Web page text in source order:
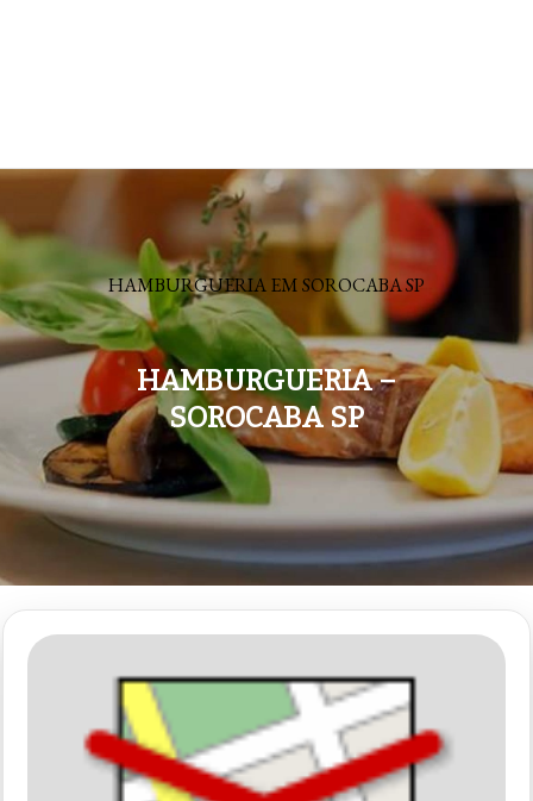
HAMBURGUERIA EM SOROCABA SP
HAMBURGUERIA –
SOROCABA SP